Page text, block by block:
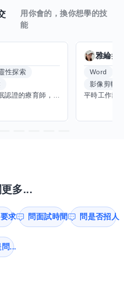
用你會的，換你想學的技
能
性探索
雅綸擅
Word
影像剪輯
多...
求 問面試時間 問是否招人
問...